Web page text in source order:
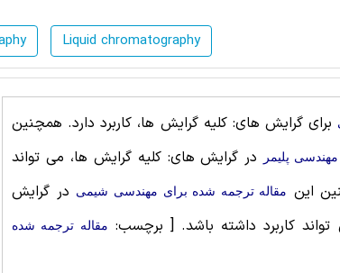
Liquid chromatography
برای گرایش های: کلیه گرایش ها، کاربرد دارد. همچنین
پليمر در گرایش های: کلیه گرایش ها، می تواند
این مقاله ترجمه شده برای مهندسی شیمی در گرایش
کاربرد داشته باشد.[ برچسب: مقاله ترجمه شده